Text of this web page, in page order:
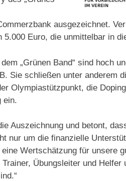
ausgezeichnet.
Euro, die unmittelbar in
„Grünen Band“ sind hoch
Sie schließen unter anderem
Olympiastützpunkt, die
ein.
Auszeichnung und betont,
nur um die finanzielle
Wertschätzung für unsere
Übungsleiter und Helfer